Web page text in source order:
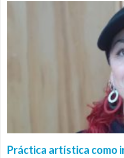
Práctica artística como